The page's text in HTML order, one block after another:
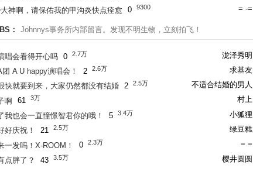
= -=
神啊，请保佑我的甲沟炎快点痊愈 0 9300
： Johnnys事务所内部留言。发现不明生物，立刻拍飞！
泷泽秀明
唱会看得开心吗 0 2.7万
求基友
A U happy演唱会！ 2 2.6万
不适合结婚的男人
快就要到来，大家仍然都没有结婚 2 2.5万
村上
啊 61 3万
小狐狸
我也会一直憧憬智君你的哦！ 5 3.4万
绿豆糕
好庆祝！ 21 2.5万
= =
一发吗！X-ROOM！ 0 2.3万
樱井圆圆
点胖了？ 43 3.5万